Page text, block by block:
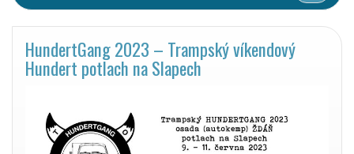
HundertGang 2023 – Trampský víkendový
Hundert potlach na Slapech